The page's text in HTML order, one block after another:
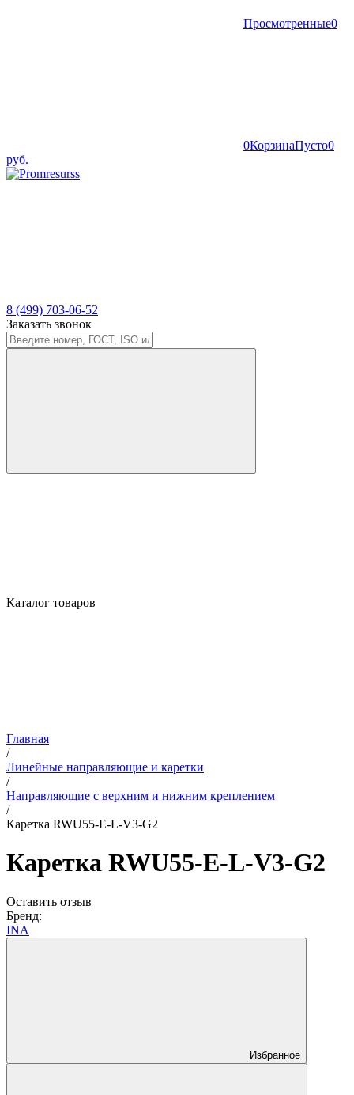
Просмотренные0
0КорзинаПусто0
руб.
8 (499) 703-06-52
Заказать звонок
Каталог товаров
Главная
/
Линейные направляющие и каретки
/
Направляющие с верхним и нижним креплением
/
Каретка RWU55-E-L-V3-G2
Каретка RWU55-E-L-V3-G2
Оставить отзыв
Бренд:
INA
Избранное